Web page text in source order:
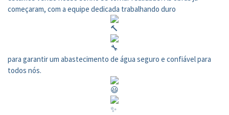
começaram, com a equipe dedicada trabalhando duro
para garantir um abastecimento de água seguro e confiável para
todos nós.